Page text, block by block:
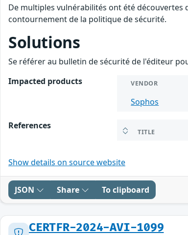
De multiples vulnérabilités ont été
contournement de la politique de sécurité.
Solutions
Se référer au bulletin de sécurité de l'éditeur
Impacted products
VENDOR
Sophos
References
TITLE
Show details on source website
JSON Share To clipboard
CERTFR-2024-AVI-1099